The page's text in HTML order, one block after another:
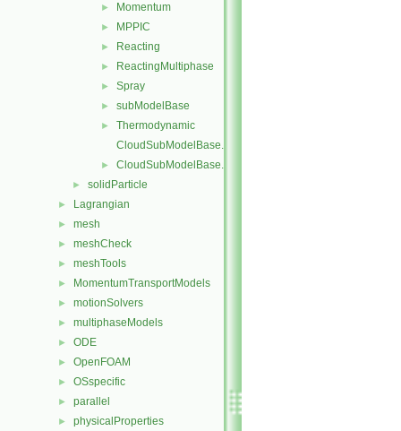
► Momentum
► MPPIC
► Reacting
► ReactingMultiphase
► Spray
► subModelBase
►
Thermodynamic
CloudSubModelBase.C
► CloudSubModelBase.H
► solidParticle
► Lagrangian
► mesh
► meshCheck
► meshTools
► MomentumTransportModels
► motionSolvers
► multiphaseModels
► ODE
► OpenFOAM
► OSspecific
► parallel
► physicalProperties